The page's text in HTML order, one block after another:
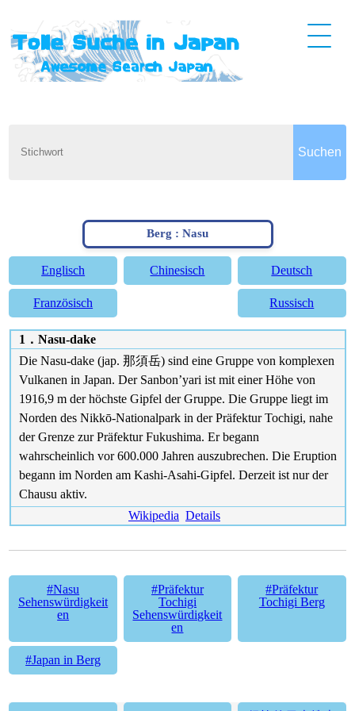
Berg : Nasu
Englisch Chinesisch Deutsch
Französisch Russisch
1．Nasu-dake
Die Nasu-dake (jap. 那須岳) sind eine Gruppe von komplexen
Vulkanen in Japan. Der Sanbon’yari ist mit einer Höhe von
1916,9 m der höchste Gipfel der Gruppe. Die Gruppe liegt im
Norden des Nikkō-Nationalpark in der Präfektur Tochigi, nahe
der Grenze zur Präfektur Fukushima. Er begann
wahrscheinlich vor 600.000 Jahren auszubrechen. Die Eruption
begann im Norden am Kashi-Asahi-Gipfel. Derzeit ist nur der
Chausu aktiv.
Wikipedia Details
#Nasu
Sehenswürdigkeit
en
#Präfektur
Tochigi
Sehenswürdigkeit
en
#Präfektur
Tochigi Berg
#Japan in Berg